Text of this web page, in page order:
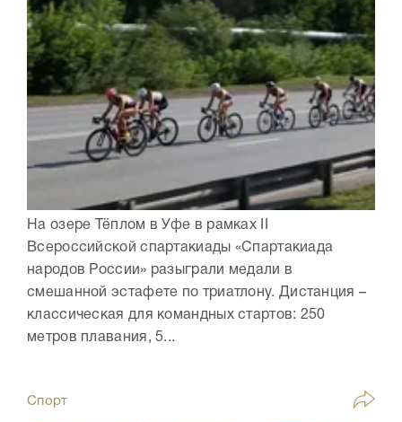
На озере Тёплом в Уфе в рамках II
Всероссийской спартакиады «Спартакиада
народов России» разыграли медали в
смешанной эстафете по триатлону. Дистанция –
классическая для командных стартов: 250
метров плавания, 5...
Спорт